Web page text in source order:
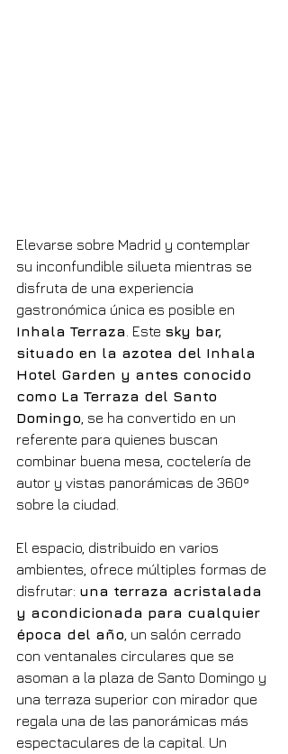
Elevarse sobre Madrid y contemplar
su inconfundible silueta mientras se
disfruta de una experiencia
gastronómica única es posible en
Inhala Terraza . Este sky bar,
situado en la azotea del Inhala
Hotel Garden y antes conocido
como La Terraza del Santo
Domingo , se ha convertido en un
referente para quienes buscan
combinar buena mesa, coctelería de
autor y vistas panorámicas de 360º
sobre la ciudad.
El espacio, distribuido en varios
ambientes, ofrece múltiples formas de
disfrutar: una terraza acristalada
y acondicionada para cualquier
época del año , un salón cerrado
con ventanales circulares que se
asoman a la plaza de Santo Domingo y
una terraza superior con mirador que
regala una de las panorámicas más
espectaculares de la capital. Un